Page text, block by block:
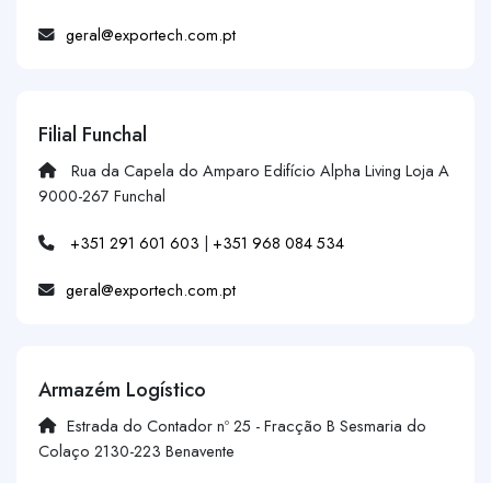
geral@exportech.com.pt
Filial Funchal
Rua da Capela do Amparo Edifício Alpha Living Loja A
9000-267 Funchal
+351 291 601 603 | +351 968 084 534
geral@exportech.com.pt
Armazém Logístico
Estrada do Contador nº 25 - Fracção B Sesmaria do
Colaço 2130-223 Benavente